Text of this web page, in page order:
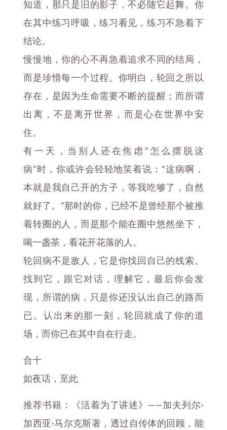
知道，那只是旧的影子，不必随它起舞。你
在其中练习呼吸，练习看见，练习不急着下
结论。
慢慢地，你的心不再急着追求不同的结局，
而是珍惜每一个过程。你明白，轮回之所以
存在，是因为生命需要不断的提醒；而所谓
出离，不是离开世界，而是心在世界中安
住。
有一天，当别人还在焦虑“怎么摆脱这
病”时，你或许会轻轻地笑着说：“这病啊，
本就是我自己开的方子，等我吃够了，自然
就好了。”那时的你，已经不是曾经那个被推
着转圈的人，而是那个能在圈中悠然坐下，
喝一盏茶，看花开花落的人。
轮回病不是敌人，它是你找回自己的线索。
找到它，跟它对话，理解它，最后你会发
现，所谓的病，只是你还没认出自己的路而
已。认出来的那一刻，轮回就成了你的道
场，而你已在其中自在行走。
合十
如夜话，至此
推荐书籍：《活着为了讲述》——加夫列尔·
加西亚·马尔克斯著，透过自传体的回顾，能